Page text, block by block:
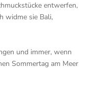
entwerfen,
widme sie Bali,
und immer, wenn
Sommertag am Meer